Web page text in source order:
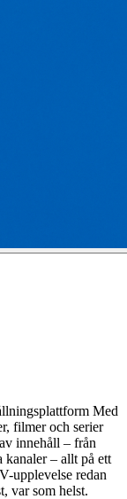
Med
filmer och serier
innehåll – från
– allt på ett
upplevelse redan
var som helst.